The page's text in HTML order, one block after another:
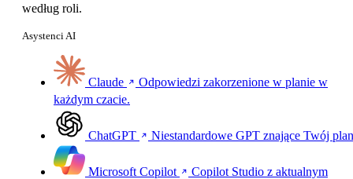
według roli.
Asystenci AI
Claude
Odpowiedzi zakorzenione w planie w
każdym czacie.
ChatGPT Niestandardowe GPT znające Twój
Microsoft Copilot
Copilot Studio z aktualnym